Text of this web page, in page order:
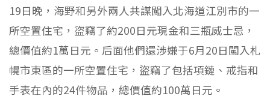
19日晚，海野和另外兩人共謀闖入北海道江別市的一
所空置住宅，盜竊了約200日元現金和三瓶威士忌，
總價值約1萬日元。后面他們還涉嫌于6月20日闖入札
幌市東區的一所空置住宅，盜竊了包括項鏈、戒指和
手表在內的24件物品，總價值約100萬日元。